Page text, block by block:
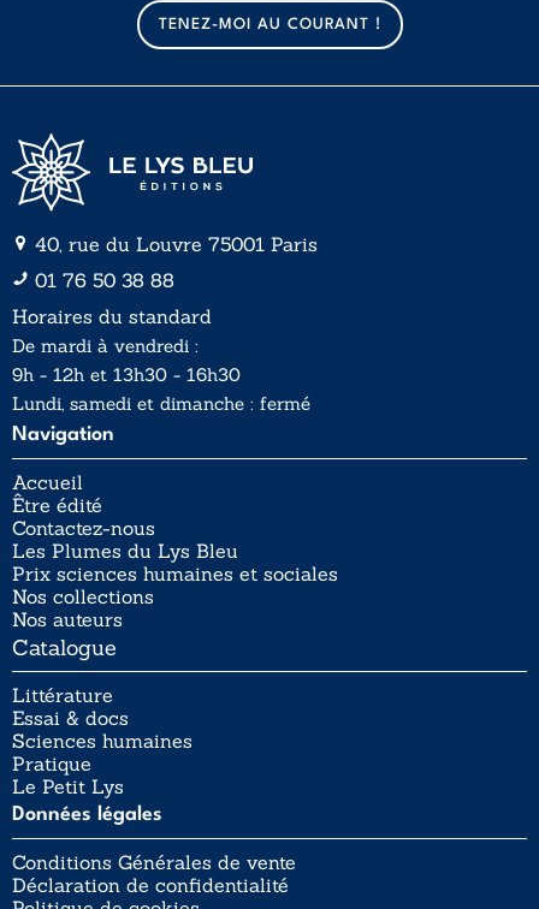
TENEZ-MOI AU COURANT !
40, rue du Louvre 75001 Paris
01 76 50 38 88
Horaires du standard
De mardi à vendredi :
9h - 12h et 13h30 - 16h30
Lundi, samedi et dimanche : fermé
Navigation
Accueil
Être édité
Contactez-nous
Les Plumes du Lys Bleu
Prix sciences humaines et sociales
Nos collections
Nos auteurs
Catalogue
Littérature
Essai & docs
Sciences humaines
Pratique
Le Petit Lys
Données légales
Conditions Générales de vente
Déclaration de confidentialité